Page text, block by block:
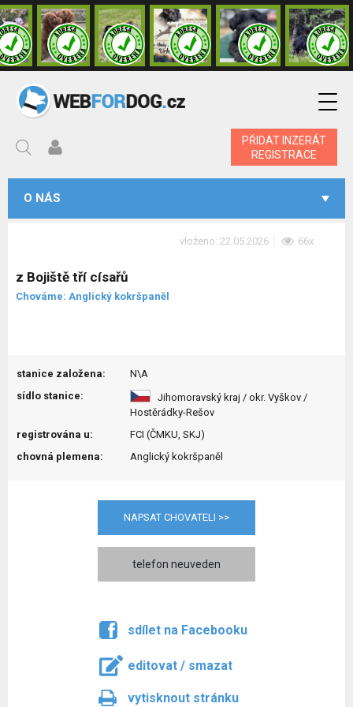
PŘIDAT INZERÁT
REGISTRACE
O NÁS
vloženo: 22.05.2026 66x
z Bojiště tří císařů
Chováme: Anglický kokršpaněl
stanice založena:
N\A
sídlo stanice:
Jihomoravský kraj / okr. Vyškov /
Hostěrádky-Rešov
registrována u:
FCI (ČMKU, SKJ)
chovná plemena:
Anglický kokršpaněl
NAPSAT CHOVATELI >>
telefon neuveden
sdílet na Facebooku
editovat / smazat
vytisknout stránku